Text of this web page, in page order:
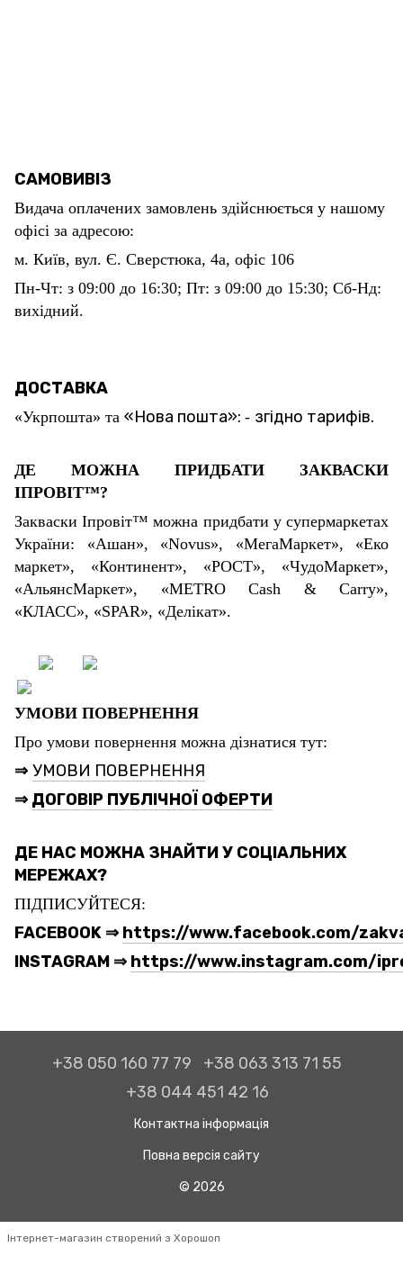
САМОВИВІЗ
Видача оплачених замовлень здійснюється у нашому
офісі за адресою:
м. Київ, вул. Є. Сверстюка, 4а, офіс 106
Пн-Чт: з 09:00 до 16:30; Пт: з 09:00 до 15:30; Сб-Нд:
вихідний.
ДОСТАВКА
«Укрпошта» та «Нова пошта»: - згідно тарифів.
ДЕ МОЖНА ПРИДБАТИ ЗАКВАСКИ
ІПРОВІТ™?
Закваски Іпровіт™ можна придбати у супермаркетах
України: «Ашан», «Novus», «МегаМаркет», «Еко
маркет», «Континент», «РОСТ», «ЧудоМаркет»,
«АльянсМаркет», «METRO Cash & Carry»,
«КЛАСС», «SPAR», «Делікат».
УМОВИ ПОВЕРНЕННЯ
Про умови повернення можна дізнатися тут:
⇒ УМОВИ ПОВЕРНЕННЯ
⇒ ДОГОВІР ПУБЛІЧНОЇ ОФЕРТИ
ДЕ НАС МОЖНА ЗНАЙТИ У СОЦІАЛЬНИХ
МЕРЕЖАХ?
ПІДПИСУЙТЕСЯ:
FACEBOOK ⇒ https://www.facebook.com/
INSTAGRAM ⇒ https://www.instagram.com/
+38 050 160 77 79
+38 063 313 71 55
+38 044 451 42 16
Контактна інформація
Повна версія сайту
© 2026
Інтернет-магазин створений з Хорошоп